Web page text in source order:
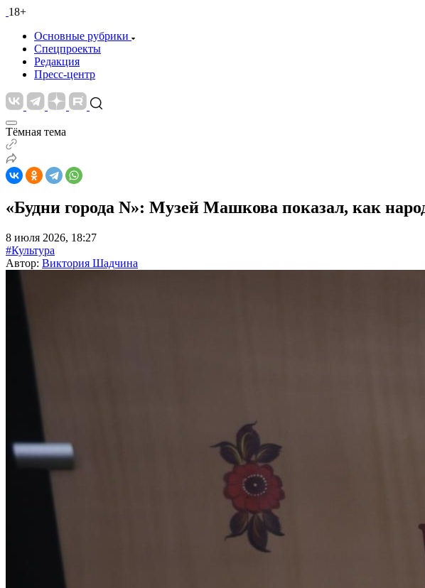
18+
Основные рубрики
Спецпроекты
Редакция
Пресс-центр
Тёмная тема
«Будни города N»: Музей Машкова показал, как
8 июля 2026, 18:27
#Культура
Автор: Виктория Шадчина